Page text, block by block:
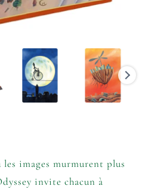
les images murmurent plus
invite chacun à